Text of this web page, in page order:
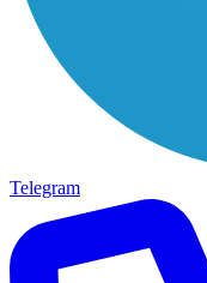
Telegram